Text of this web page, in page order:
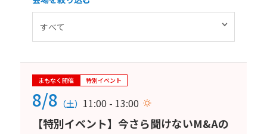
まもなく開催 特別イベント
8/8 （土） 11:00 - 13:00
【特別イベント】今さら聞けないM&Aの